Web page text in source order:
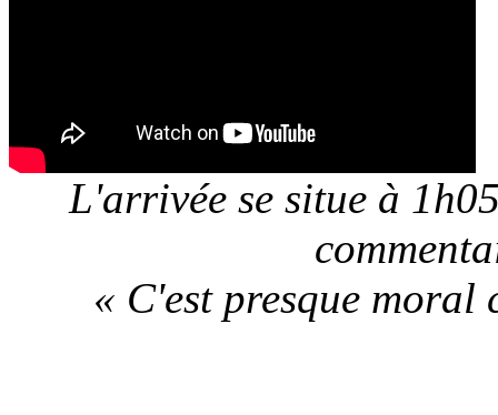
L'arrivée se situe à
« C'est presque moral